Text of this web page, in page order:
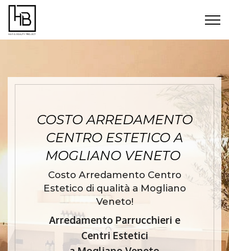
COSTO ARREDAMENTO
CENTRO ESTETICO A
MOGLIANO VENETO
Costo Arredamento Centro
Estetico di qualità a Mogliano
Veneto!
Arredamento Parrucchieri e
Centri Estetici